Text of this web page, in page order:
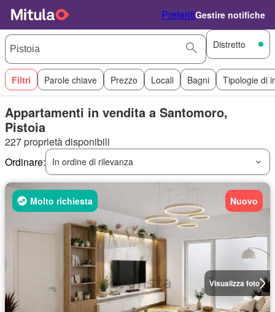
PreferitiGestire notifiche
Distretto
Filtri Parole chiave Prezzo Locali Bagni Tipologie di
Appartamenti in vendita a Santomoro,
Pistoia
227 proprietà disponibili
Ordinare:
In ordine di rilevanza
Visualizza foto
Molto richiesta Nuovo